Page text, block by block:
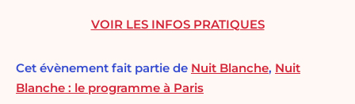
Cet évènement fait partie de Nuit Blanche, Nuit
Blanche : le programme à Paris
VOIR LES INFOS PRATIQUES